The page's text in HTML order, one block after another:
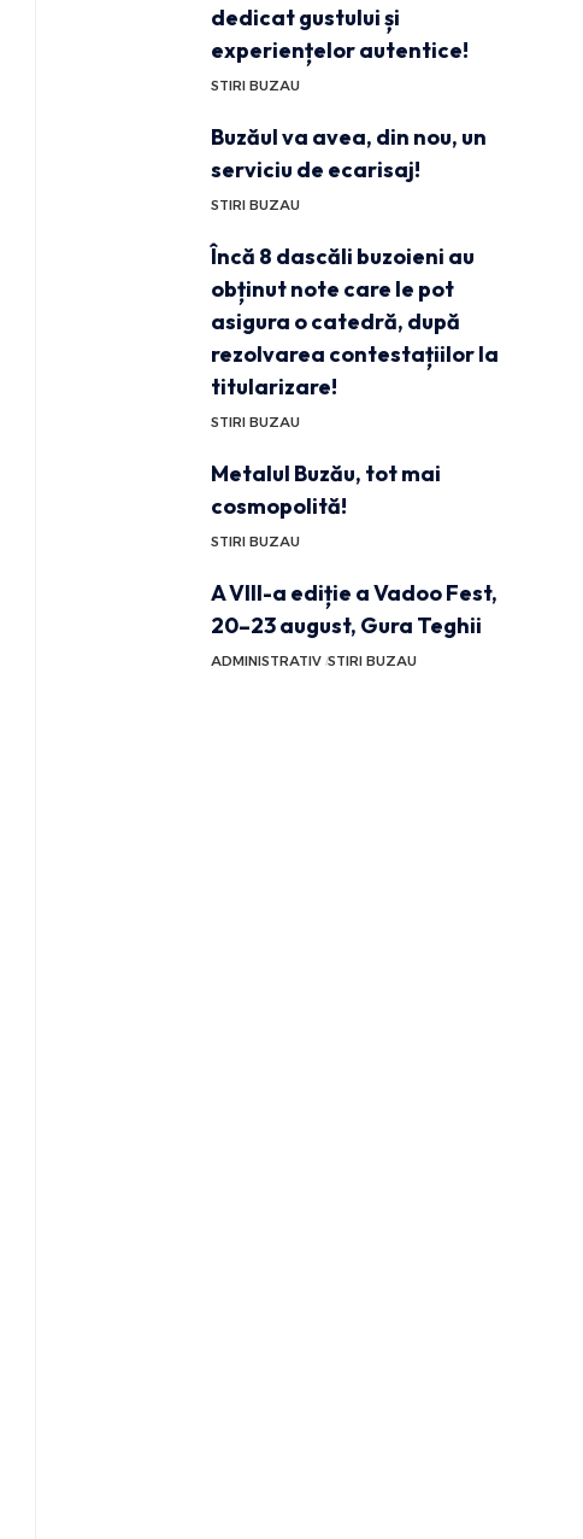
dedicat gustului și
experiențelor autentice!
STIRI BUZAU
Buzăul va avea, din nou, un
serviciu de ecarisaj!
STIRI BUZAU
Încă 8 dascăli buzoieni au
obținut note care le pot
asigura o catedră, după
rezolvarea contestațiilor la
titularizare!
STIRI BUZAU
Metalul Buzău, tot mai
cosmopolită!
STIRI BUZAU
A VIII-a ediție a Vadoo Fest,
20–23 august, Gura Teghii
ADMINISTRATIV STIRI BUZAU